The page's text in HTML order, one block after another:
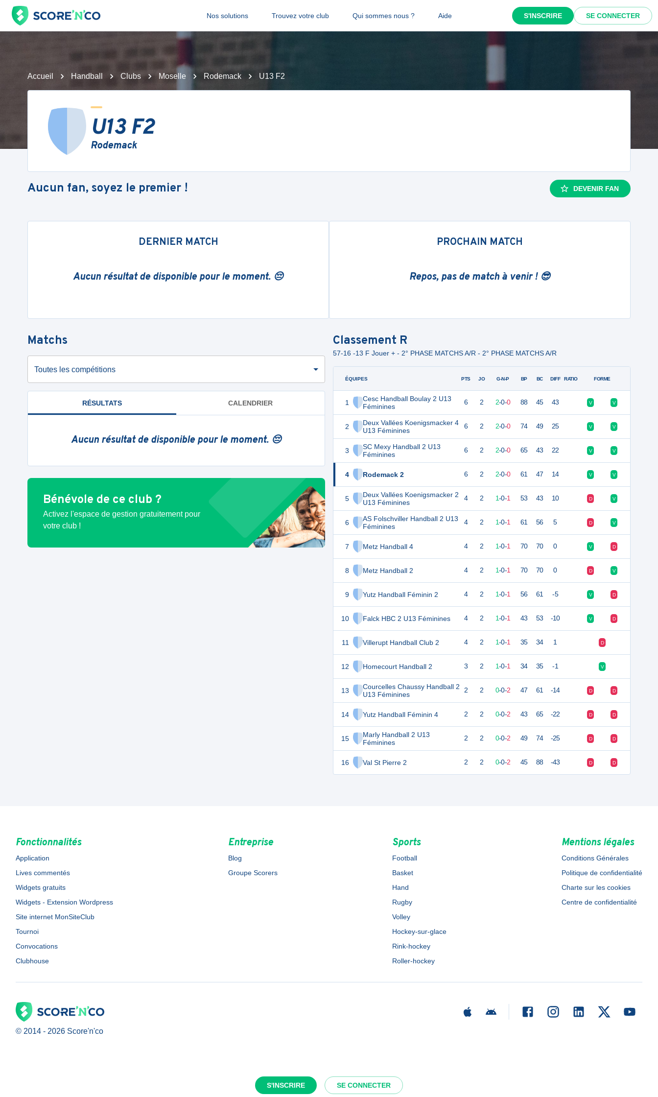
Nos solutions Trouvez votre club Qui sommes nous ? Aide S'INSCRIRE SE CONNECTER
S'INSCRIRE SE CONNECTER
Accueil Handball Clubs Moselle Rodemack U13 F2
U13 F2
Rodemack
Aucun fan, soyez le premier ! DEVENIR FAN
DERNIER MATCH
Aucun résultat de disponible pour le moment. 😔
PROCHAIN MATCH
Repos, pas de match à venir ! 😎
Matchs
Toutes les compétitions
RÉSULTATS CALENDRIER
Aucun résultat de disponible pour le moment. 😔
Bénévole de ce club ?
Activez l'espace de gestion gratuitement pour
votre club !
Classement R
57-16 -13 F Jouer + - 2° PHASE MATCHS A/R - 2° PHASE MATCHS A/R
ÉQUIPES
1
Cesc Handball Boulay 2 U13
Féminines
2
Deux Vallées Koenigsmacker 4
U13 Féminines
3
SC Mexy Handball 2 U13
Féminines
4 Rodemack 2
5
Deux Vallées Koenigsmacker 2
U13 Féminines
6
AS Folschviller Handball 2 U13
Féminines
7 Metz Handball 4
8 Metz Handball 2
9 Yutz Handball Féminin 2
10 Falck HBC 2 U13 Féminines
11 Villerupt Handball Club 2
12 Homecourt Handball 2
13
Courcelles Chaussy Handball 2
U13 Féminines
14 Yutz Handball Féminin 4
15
Marly Handball 2 U13
Féminines
16 Val St Pierre 2
PTS JO G-N-P BP BC DIFF RATIO FORME
6 2 2-0-0 88 45 43 V V
6 2 2-0-0 74 49 25 V V
6 2 2-0-0 65 43 22 V V
6 2 2-0-0 61 47 14 V V
4 2 1-0-1 53 43 10 D V
4 2 1-0-1 61 56 5 D V
4 2 1-0-1 70 70 0 V D
4 2 1-0-1 70 70 0 D V
4 2 1-0-1 56 61 -5 V D
4 2 1-0-1 43 53 -10 V D
4 2 1-0-1 35 34 1 D
3 2 1-0-1 34 35 -1 V
2 2 0-0-2 47 61 -14 D D
2 2 0-0-2 43 65 -22 D D
2 2 0-0-2 49 74 -25 D D
2 2 0-0-2 45 88 -43 D D
Fonctionnalités
Application
Lives commentés
Widgets gratuits
Widgets - Extension Wordpress
Site internet MonSiteClub
Tournoi
Convocations
Clubhouse
Entreprise
Blog
Groupe Scorers
Sports
Football
Basket
Hand
Rugby
Volley
Hockey-sur-glace
Rink-hockey
Roller-hockey
Mentions légales
Conditions Générales
Politique de confidentialité
Charte sur les cookies
Centre de confidentialité
© 2014 - 2026 Score'n'co